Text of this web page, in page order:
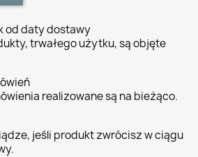
od daty dostawy
trwałego użytku, są objęte
realizowane są na bieżąco.
jeśli produkt zwrócisz w ciągu